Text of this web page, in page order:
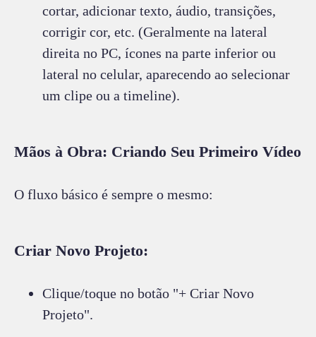
cortar, adicionar texto, áudio, transições,
corrigir cor, etc. (Geralmente na lateral
direita no PC, ícones na parte inferior ou
lateral no celular, aparecendo ao selecionar
um clipe ou a timeline).
Mãos à Obra: Criando Seu Primeiro Vídeo
O fluxo básico é sempre o mesmo:
Criar Novo Projeto:
Clique/toque no botão "+ Criar Novo
Projeto".